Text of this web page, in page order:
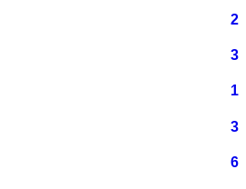
2
3
1
3
6